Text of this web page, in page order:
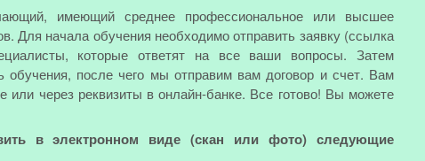
имеющий среднее профессиональное или высшее
Для начала обучения необходимо отправить заявку (ссылка
которые ответят на все ваши вопросы. Затем
обучения, после чего мы отправим вам договор и счет. Вам
или через реквизиты в онлайн-банке. Все готово! Вы можете
в электронном виде (скан или фото) следующие